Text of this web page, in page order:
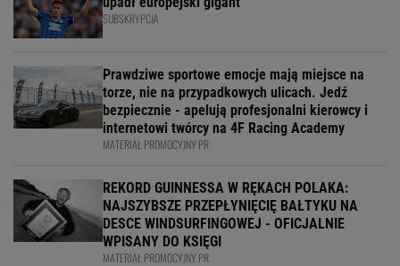
SUBSKRYPCJA
Prawdziwe sportowe emocje mają miejsce na
torze, nie na przypadkowych ulicach. Jedź
bezpiecznie - apelują profesjonalni kierowcy i
internetowi twórcy na 4F Racing Academy
MATERIAŁ PROMOCYJNY PR
REKORD GUINNESSA W RĘKACH POLAKA:
NAJSZYBSZE PRZEPŁYNIĘCIĘ BAŁTYKU NA
DESCE WINDSURFINGOWEJ - OFICJALNIE
WPISANY DO KSIĘGI
MATERIAŁ PROMOCYJNY PR